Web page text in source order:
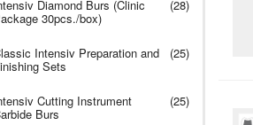
Diamond Burs (Clinic
30pcs./box)
(28)
Intensiv Preparation and
Sets
(25)
Cutting Instrument
Burs
(25)